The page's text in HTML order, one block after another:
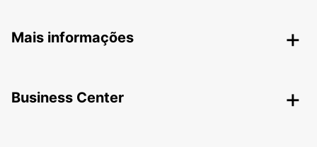
Mais informações
Business Center